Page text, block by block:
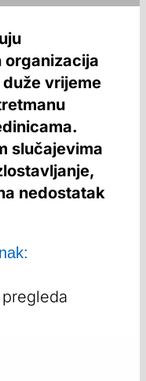
organizacija
vrijeme
slučajevima
nedostatak